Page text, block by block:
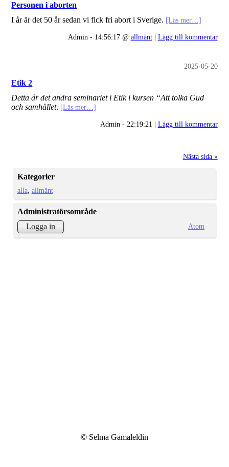
Personen i aborten
I år är det 50 år sedan vi fick fri abort i Sverige. [Läs mer…]
Admin - 14:56:17 @ allmänt| Lägg till kommentar
2025-05-20
Etik 2
Detta är det andra seminariet i Etik i kursen “Att tolka Gud
och samhället. [Läs mer…]
Admin - 22:19:21 | Lägg till kommentar
Nästa sida »
Kategorier
alla allmänt
Administratörsområde
Logga in
Atom
© Selma Gamaleldin